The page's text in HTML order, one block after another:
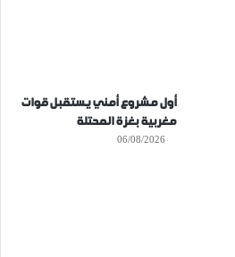
أول مشروع أمني يستقبل قوات
مغربية بغزة المحتلة
06/08/2026